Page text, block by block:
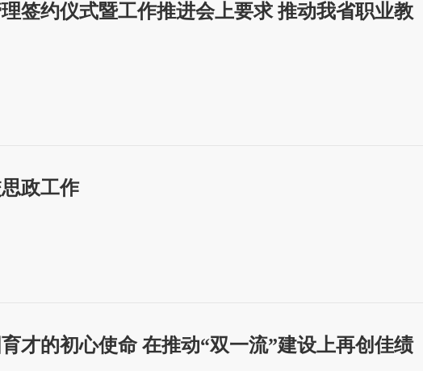
签约仪式暨工作推进会上要求 推动我省职业教
政工作
才的初心使命 在推动“双一流”建设上再创佳绩